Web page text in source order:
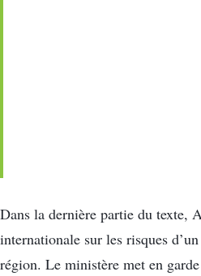
Dans la dernière partie du texte,
internationale sur les risques
région. Le ministère met en